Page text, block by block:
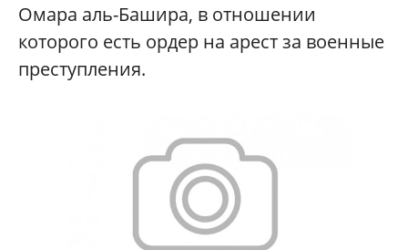
Омара аль-Башира, в отношении
которого есть ордер на арест за военные
преступления.